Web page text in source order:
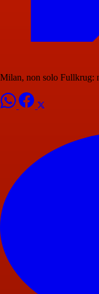
Milan, non solo Fullkrug: